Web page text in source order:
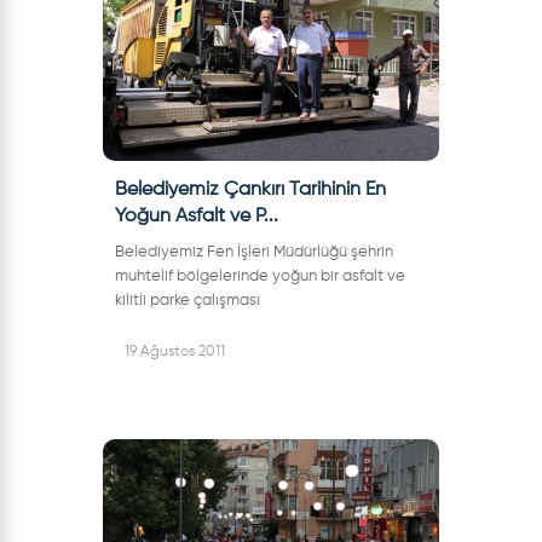
Belediyemiz Çankırı Tarihinin En
Yoğun Asfalt ve P...
Belediyemiz Fen İşleri Müdürlüğü şehrin
muhtelif bölgelerinde yoğun bir asfalt ve
kilitli parke çalışması
Dinç bu haftaki basın toplantısını şehir
19 Ağustos 2011